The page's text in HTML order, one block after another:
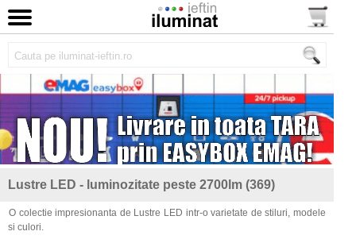
Lustre LED - luminozitate peste 2700lm (369)
O colectie impresionanta de Lustre LED intr-o varietate de stiluri, modele
si culori.